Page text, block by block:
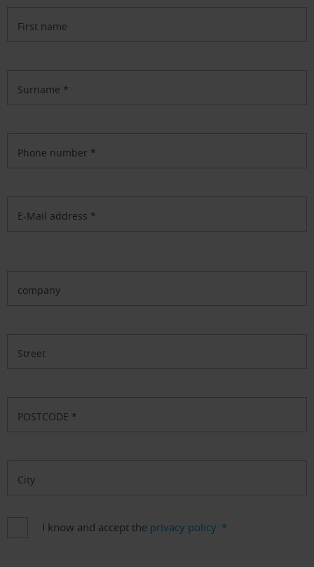
First name
Surname *
Phone number *
E-Mail address *
company
Street
POSTCODE *
City
I know and accept the privacy policy. *